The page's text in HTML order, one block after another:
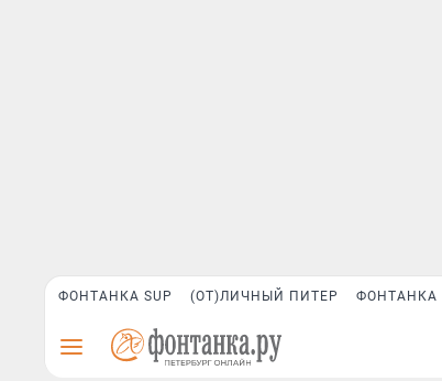
ФОНТАНКА SUP (ОТ)ЛИЧНЫЙ ПИТЕР ФОНТАНКА